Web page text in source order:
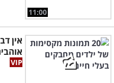
11:00
אין